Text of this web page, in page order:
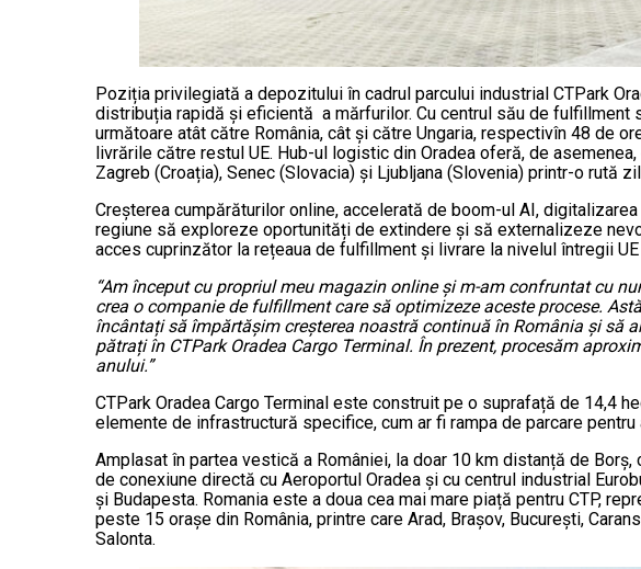
Poziția privilegiată a depozitului în cadrul parcului industrial CTPark
distribuția rapidă și eficientă a mărfurilor. Cu centrul său de fulfillment
următoare atât către România, cât și către Ungaria, respectivîn 48 de
livrările către restul UE. Hub-ul logistic din Oradea oferă, de
Zagreb (Croația), Senec (Slovacia) și Ljubljana (Slovenia) printr-o rută
Creșterea cumpărăturilor online, accelerată de boom-ul AI,
regiune să exploreze oportunități de extindere și să externalizeze
acces cuprinzător la rețeaua de fulfillment și livrare la nivelul întregii
“Am început cu propriul meu magazin online și m-am confruntat cu
crea o companie de fulfillment care să optimizeze aceste procese.
încântați să împărtășim creșterea noastră continuă în România și să
pătrați în CTPark Oradea Cargo Terminal. În prezent, procesăm
anului.”
CTPark Oradea Cargo Terminal este construit pe o suprafață de 14,4
elemente de infrastructură specifice, cum ar fi rampa de parcare
Amplasat în partea vestică a României, la doar 10 km distanță de
de conexiune directă cu Aeroportul Oradea și cu centrul industrial
și Budapesta. Romania este a doua cea mai mare piață pentru CTP,
peste 15 orașe din România, printre care Arad, Brașov, București,
Salonta.